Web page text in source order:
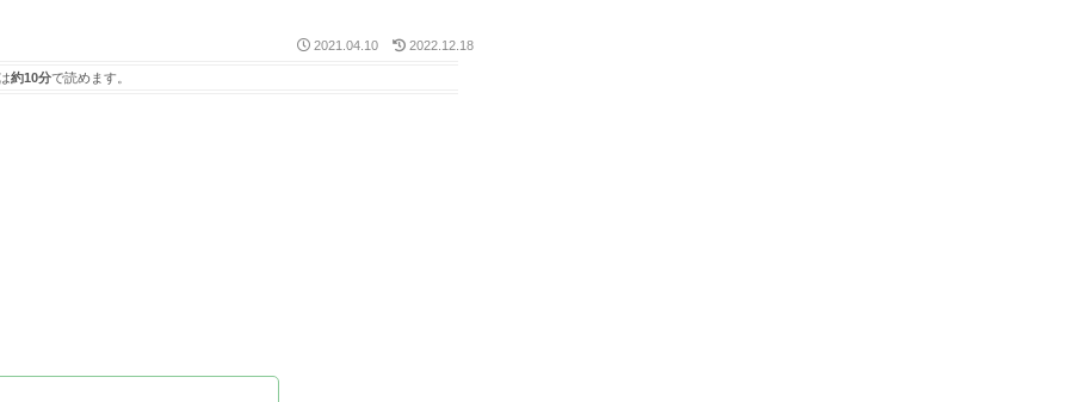
2021.04.10 2022.12.18
約10分で読めます。